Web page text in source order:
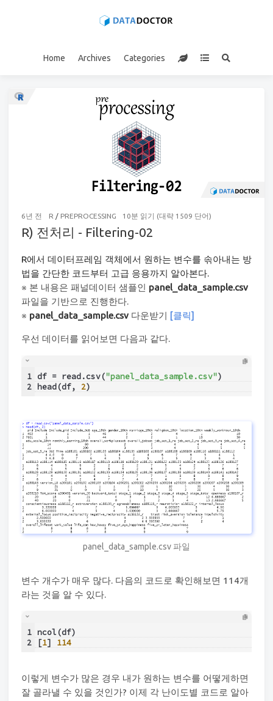
Home Archives Categories
6년 전 R / PREPROCESSING 10분 읽기 (대략 1509 단어)
R) 전처리 - Filtering-02
R에서 데이터프레임 객체에서 원하는 변수를 솎아내는 방
법을 간단한 코드부터 고급 응용까지 알아본다.
※ 본 내용은 패널데이터 샘플인 panel_data_sample.csv
파일을 기반으로 진행한다.
※ panel_data_sample.csv 다운받기 [클릭]
우선 데이터를 읽어보면 다음과 같다.
1
2
df = read.csv("panel_data_sample.csv")
head(df, 2)
panel_data_sample.csv 파일
변수 개수가 매우 많다. 다음의 코드로 확인해보면 114개
라는 것을 알 수 있다.
1
2
ncol(df)
[1] 114
이렇게 변수가 많은 경우 내가 원하는 변수를 어떻게하면
잘 골라낼 수 있을 것인가? 이제 각 난이도별 코드로 알아